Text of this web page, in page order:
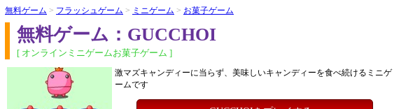
無料ゲーム > フラッシュゲーム > ミニゲーム > お菓子ゲーム
無料ゲーム：GUCCHOI
[ オンラインミニゲームお菓子ゲーム ]
激マズキャンディーに当らず、美味しいキャンディーを食べ続けるミニゲ
ームです